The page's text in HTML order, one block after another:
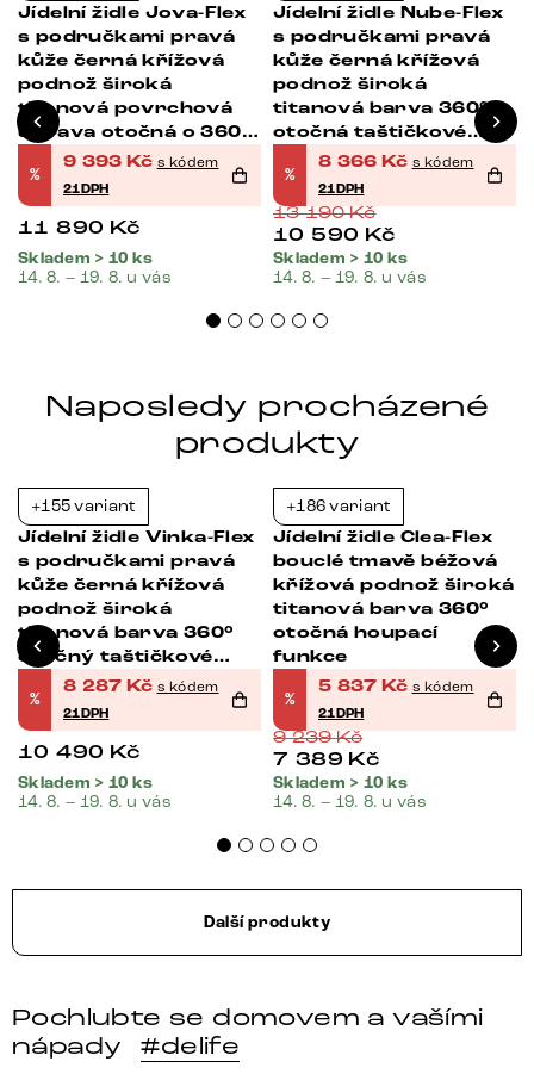
Jídelní židle Jova-Flex
s područkami pravá
kůže černá křížová
podnož široká
titanová povrchová
úprava otočná o 360°
taštičkové pružiny
%
9 393 Kč s kódem
21DPH
11 890 Kč
Skladem > 10 ks
14. 8. – 19. 8. u vás
Jídelní židle Nube-Flex
s područkami pravá
kůže černá křížová
podnož široká
titanová barva 360°
otočná taštičkové
pružiny
%
8 366 Kč s kódem
21DPH
13 190Kč
10 590 Kč
Skladem > 10 ks
14. 8. – 19. 8. u vás
Naposledy procházené
produkty
+155 variant
Jídelní židle Vinka-Flex
s područkami pravá
kůže černá křížová
podnož široká
titanová barva 360°
otočný taštičkové
pružiny
%
8 287 Kč s kódem
21DPH
10 490 Kč
Skladem > 10 ks
14. 8. – 19. 8. u vás
+186 variant
Jídelní židle Clea-Flex
bouclé tmavě béžová
křížová podnož široká
titanová barva 360°
otočná houpací
funkce
%
5 837 Kč s kódem
21DPH
9 239Kč
7 389 Kč
Skladem > 10 ks
14. 8. – 19. 8. u vás
Další produkty
Pochlubte se domovem a vašími
nápady
#delife